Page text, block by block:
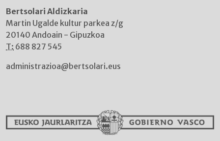
Bertsolari Aldizkaria
Martin Ugalde kultur parkea z/g
20140 Andoain - Gipuzkoa
T: 688 827 545
administrazioa@bertsolari.eus